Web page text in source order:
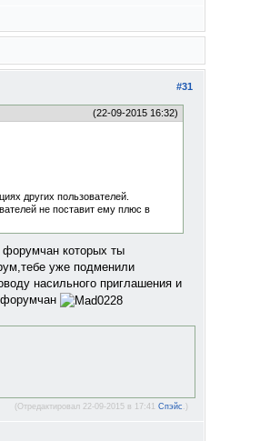
#31
(22-09-2015 16:32)
других пользователей.
не поставит ему плюс в
которых ты
уже подменили
насильного приглашения и
форумчан
(Отредактировал 22-09-2015 в 17:41 Спэйс .)